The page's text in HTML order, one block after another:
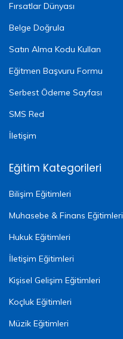
Fırsatlar Dünyası
Belge Doğrula
Satın Alma Kodu Kullan
Eğitmen Başvuru Formu
Serbest Ödeme Sayfası
SMS Red
İletişim
Eğitim Kategorileri
Bilişim Eğitimleri
Muhasebe & Finans Eğitimleri
Hukuk Eğitimleri
İletişim Eğitimleri
Kişisel Gelişim Eğitimleri
Koçluk Eğitimleri
Müzik Eğitimleri